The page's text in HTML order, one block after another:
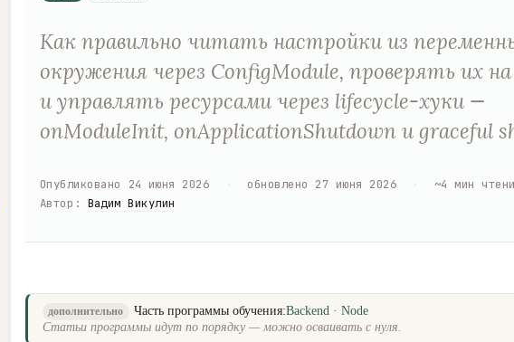
Как правильно читать настройки из
окружения через ConfigModule, проверять их
и управлять ресурсами через lifecycle-хуки —
onModuleInit, onApplicationShutdown и graceful
Опубликовано 24 июня 2026 обновлено 27 июня 2026 ~4 мин
Автор : Вадим Викулин
дополнительно Часть программы обучения:Backend · Node
Статьи программы идут по порядку — можно осваивать с нуля.